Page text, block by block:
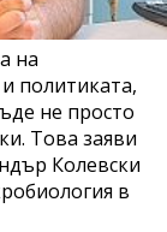
на
политиката,
не просто
Това заяви
Колевски
в